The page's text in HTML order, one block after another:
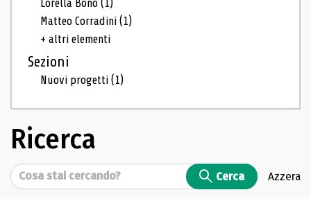
Lorella Bono(1)
Matteo Corradini(1)
+ altri elementi
Sezioni
Nuovi progetti(1)
Ricerca
Cerca Cerca Azzera